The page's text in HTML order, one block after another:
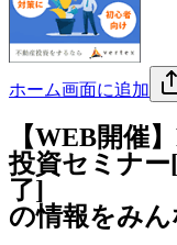
ホーム画面に追加
【WEB開催
投資セミナ
了]
の情報をみ